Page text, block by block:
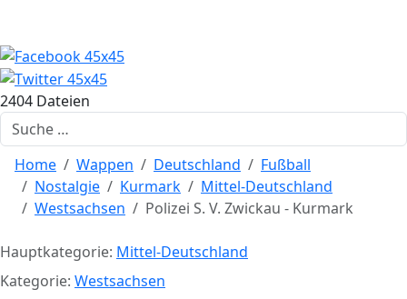
2404 Dateien
Suchen
Home Wappen Deutschland
Fußball
Nostalgie
Kurmark
Mittel-Deutschland
Westsachsen
Polizei S. V. Zwickau - Kurmark
Hauptkategorie: Mittel-Deutschland
Kategorie: Westsachsen